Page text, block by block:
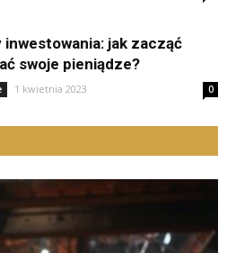
inwestowania: jak zacząć
swoje pieniądze?
1 kwietnia 2023 0